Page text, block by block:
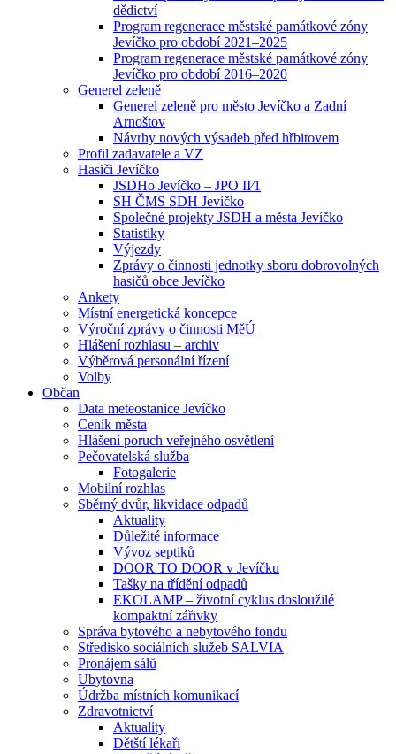
dědictví
Program regenerace městské památkové zóny
Jevíčko pro období 2021–2025
Program regenerace městské památkové zóny
Jevíčko pro období 2016–2020
Generel zeleně
Generel zeleně pro město Jevíčko a Zadní
Arnoštov
Návrhy nových výsadeb před hřbitovem
Profil zadavatele a VZ
Hasiči Jevíčko
JSDHo Jevíčko – JPO II⁄1
SH ČMS SDH Jevíčko
Společné projekty JSDH a města Jevíčko
Statistiky
Výjezdy
Zprávy o činnosti jednotky sboru dobrovolných
hasičů obce Jevíčko
Ankety
Místní energetická koncepce
Výroční zprávy o činnosti MěÚ
Hlášení rozhlasu – archiv
Výběrová personální řízení
Volby
Občan
Data meteostanice Jevíčko
Ceník města
Hlášení poruch veřejného osvětlení
Pečovatelská služba
Fotogalerie
Mobilní rozhlas
Sběrný dvůr, likvidace odpadů
Aktuality
Důležité informace
Vývoz septiků
DOOR TO DOOR v Jevíčku
Tašky na třídění odpadů
EKOLAMP – životní cyklus dosloužilé
kompaktní zářivky
Správa bytového a nebytového fondu
Středisko sociálních služeb SALVIA
Pronájem sálů
Ubytovna
Údržba místních komunikací
Zdravotnictví
Aktuality
Dětští lékaři